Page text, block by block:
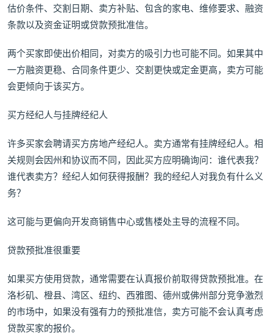
估价条件、交割日期、卖方补贴、包含的家电、维修要求、融资
条款以及资金证明或贷款预批准信。
两个买家即使出价相同，对卖方的吸引力也可能不同。如果其中
一方融资更稳、合同条件更少、交割更快或定金更高，卖方可能
会更倾向于该买方。
买方经纪人与挂牌经纪人
许多买家会聘请买方房地产经纪人。卖方通常有挂牌经纪人。相
关规则会因州和协议而不同，因此买方应明确询问：谁代表我？
谁代表卖方？经纪人如何获得报酬？我的经纪人对我负有什么义
务？
这可能与更偏向开发商销售中心或售楼处主导的流程不同。
贷款预批准很重要
如果买方使用贷款，通常需要在认真报价前取得贷款预批准。在
洛杉矶、橙县、湾区、纽约、西雅图、德州或佛州部分竞争激烈
的市场中，如果没有强有力的预批准信，卖方可能不会认真考虑
贷款买家的报价。